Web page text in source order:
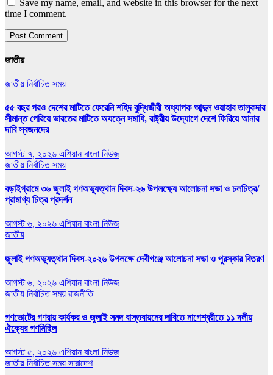
Save my name, email, and website in this browser for the next
time I comment.
জাতীয়
জাতীয় নির্বাচিত সময়
৫৫ বছর পরও দেশের মাটিতে ফেরেনি শহিদ বুদ্ধিজীবী অধ্যাপক আব্দুল ওয়াহাব তালুকদার
সীমান্ত পেরিয়ে ভারতের মাটিতে অযত্নে সমাধি, রাষ্ট্রীয় উদ্যোগে দেশে ফিরিয়ে আনার
দাবি স্বজনদের
আগস্ট ৭, ২০২৬ এশিয়ান বাংলা নিউজ
জাতীয় নির্বাচিত সময়
বড়াইগ্রামে ৩৬ জুলাই গণঅভ্যুত্থান দিবস-২৬ উপলক্ষ্যে আলোচনা সভা ও চলচিত্র/
প্রামাণ্য চিত্র প্রদর্শন
আগস্ট ৬, ২০২৬ এশিয়ান বাংলা নিউজ
জাতীয়
জুলাই গণঅভ্যুত্থান দিবস-২০২৬ উপলক্ষে দেবীগঞ্জে আলোচনা সভা ও পুরস্কার বিতরণ
আগস্ট ৬, ২০২৬ এশিয়ান বাংলা নিউজ
জাতীয় নির্বাচিত সময় রাজনীতি
গণভোটের গণরায় কার্যকর ও জুলাই সনদ বাস্তবায়নের দাবিতে নাগেশ্বরীতে ১১ দলীয়
ঐক্যের গণমিছিল
আগস্ট ৫, ২০২৬ এশিয়ান বাংলা নিউজ
জাতীয় নির্বাচিত সময় সারাদেশ